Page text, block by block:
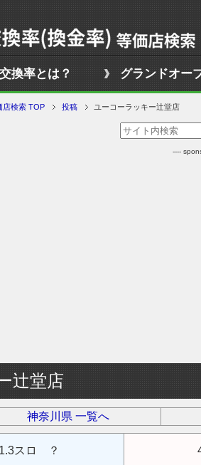
交換率とは？ グランドオー
検索 TOP 投稿 ユーコーラッキー辻堂店
----
辻堂店
神奈川県 一覧へ
スロ ？